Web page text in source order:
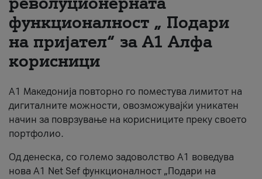
За нас
#ПодобарОнлајн
функционалност „ Подари
на пријател“ за А1 Алфа
корисници
А1 Македонија повторно го поместува лимитот на
дигиталните можности, овозможувајќи уникатен
начин за поврзување на корисниците преку своето
портфолио.
Од денеска, со големо задоволство А1 воведува
нова A1 Net Sef функционалност „Подари на